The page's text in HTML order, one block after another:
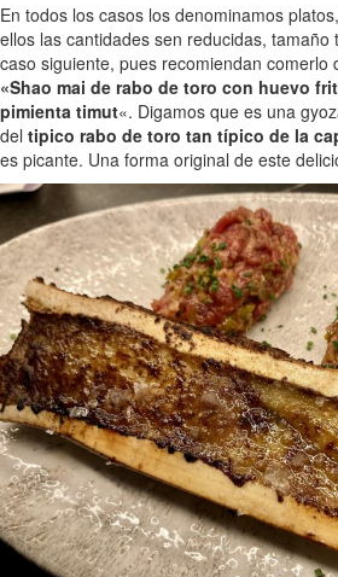
En todos los casos los denominamos
ellos las cantidades sen reducidas, tamaño
caso siguiente, pues recomiendan comerlo
«Shao mai de rabo de toro con huevo
pimienta timut«. Digamos que es una
del tipico rabo de toro tan típico de la
es picante. Una forma original de este